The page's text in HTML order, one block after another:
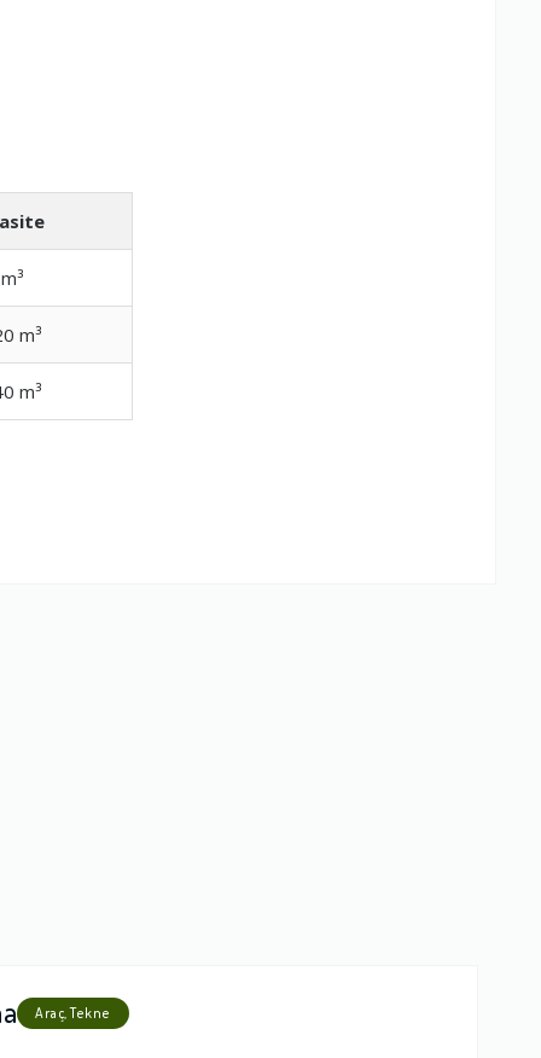
m³
m³
Araç, Tekne